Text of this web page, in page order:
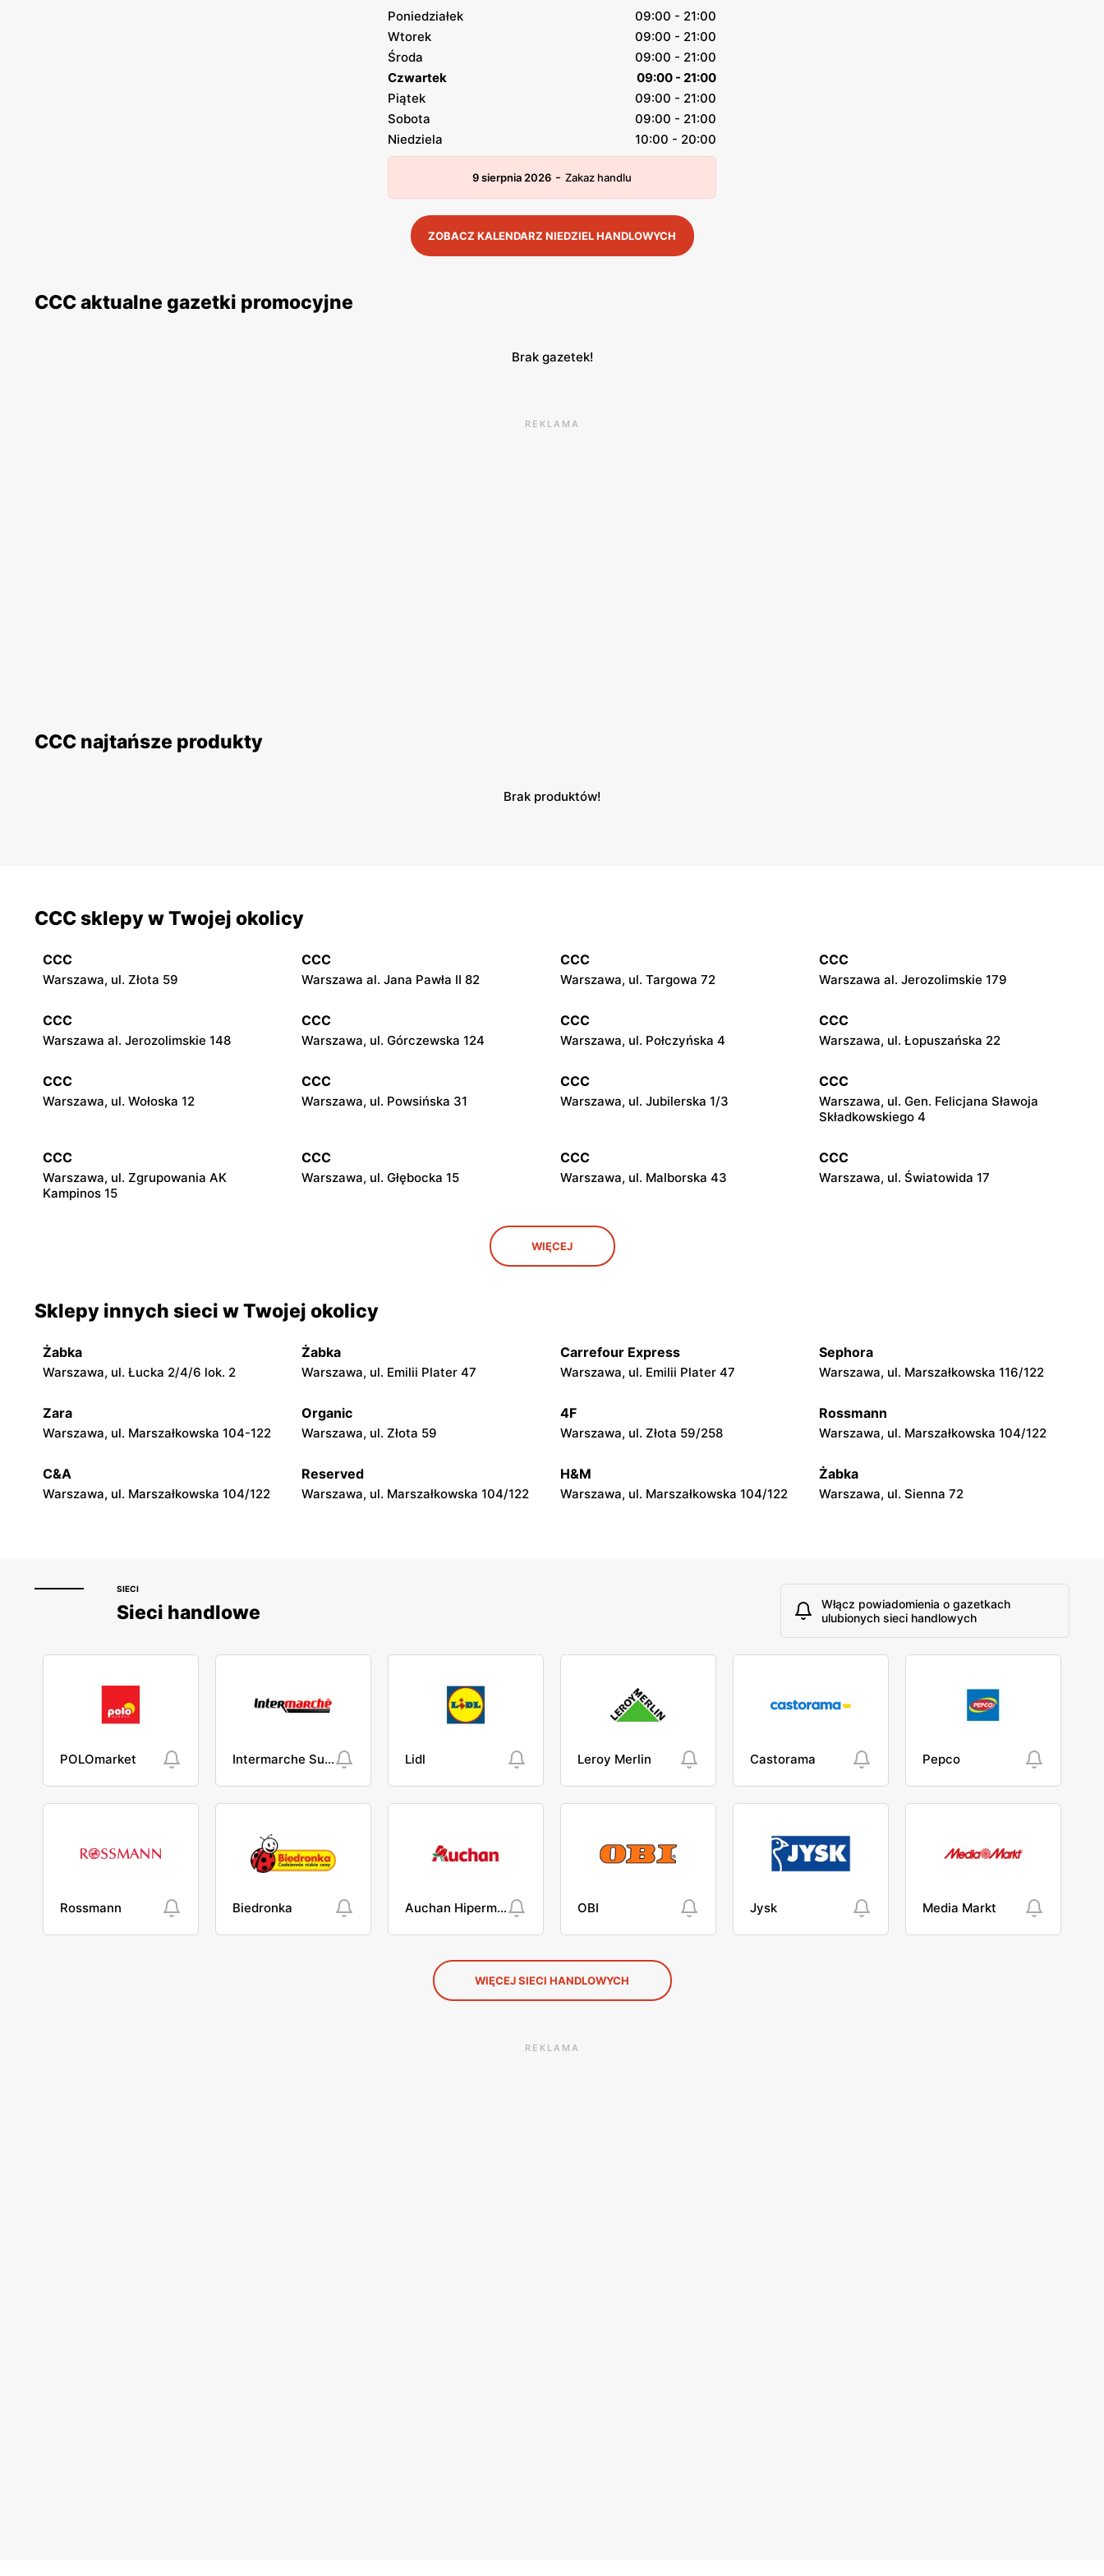
Poniedziałek
09:00 - 21:00
Wtorek
09:00 - 21:00
Środa
09:00 - 21:00
Czwartek
09:00 - 21:00
Piątek
09:00 - 21:00
Sobota
09:00 - 21:00
Niedziela
10:00 - 20:00
9 sierpnia 2026 - Zakaz handlu
ZOBACZ KALENDARZ NIEDZIEL HANDLOWYCH
CCC aktualne gazetki promocyjne
Brak gazetek!
REKLAMA
CCC najtańsze produkty
Brak produktów!
CCC sklepy w Twojej okolicy
CCC
Warszawa, ul. Złota 59
CCC
Warszawa al. Jana Pawła II 82
CCC
Warszawa, ul. Targowa 72
CCC
Warszawa al. Jerozolimskie 179
CCC
Warszawa al. Jerozolimskie 148
CCC
Warszawa, ul. Górczewska 124
CCC
Warszawa, ul. Połczyńska 4
CCC
Warszawa, ul. Łopuszańska 22
CCC
Warszawa, ul. Wołoska 12
CCC
Warszawa, ul. Powsińska 31
CCC
Warszawa, ul. Jubilerska 1/3
CCC
Warszawa, ul. Gen. Felicjana Sławoja
Składkowskiego 4
CCC
Warszawa, ul. Zgrupowania AK
Kampinos 15
CCC
Warszawa, ul. Głębocka 15
CCC
Warszawa, ul. Malborska 43
CCC
Warszawa, ul. Światowida 17
Warszawa, ul. Kazimierza Szpotańskiego
Łomianki, ul. Brukowa 25
CCC CCC
Piłsudskiego 31C
Wołomin, ul. Geodetów 2 Otwock, ul. Kupiecka 2 Podkowa Leśna, ul. Gołębia 26 Radzymin, ul. Konstytucji 3 Maja 13
Błonie, ul. Powstańców 12 Grodzisk Mazowiecki, ul. Królewska 48
Nowy Dwór Mazowiecki, ul. Warszawska
36
Mińsk Mazowiecki, ul. Warszawska 63A
WIĘCEJ
Sklepy innych sieci w Twojej okolicy
Żabka
Warszawa, ul. Łucka 2/4/6 lok. 2
Żabka
Warszawa, ul. Emilii Plater 47
Carrefour Express
Warszawa, ul. Emilii Plater 47
Sephora
Warszawa, ul. Marszałkowska 116/122
Zara
Warszawa, ul. Marszałkowska 104-122
Organic
Warszawa, ul. Złota 59
4F
Warszawa, ul. Złota 59/258
Rossmann
Warszawa, ul. Marszałkowska 104/122
C&A
Warszawa, ul. Marszałkowska 104/122
Reserved
Warszawa, ul. Marszałkowska 104/122
H&M
Warszawa, ul. Marszałkowska 104/122
Żabka
Warszawa, ul. Sienna 72
SIECI
Sieci handlowe
Włącz powiadomienia o gazetkach
ulubionych sieci handlowych
POLOmarket Intermarche Super Lidl Leroy Merlin Castorama Pepco
Rossmann Biedronka Auchan Hipermarket OBI Jysk Media Markt
WIĘCEJ SIECI HANDLOWYCH
REKLAMA